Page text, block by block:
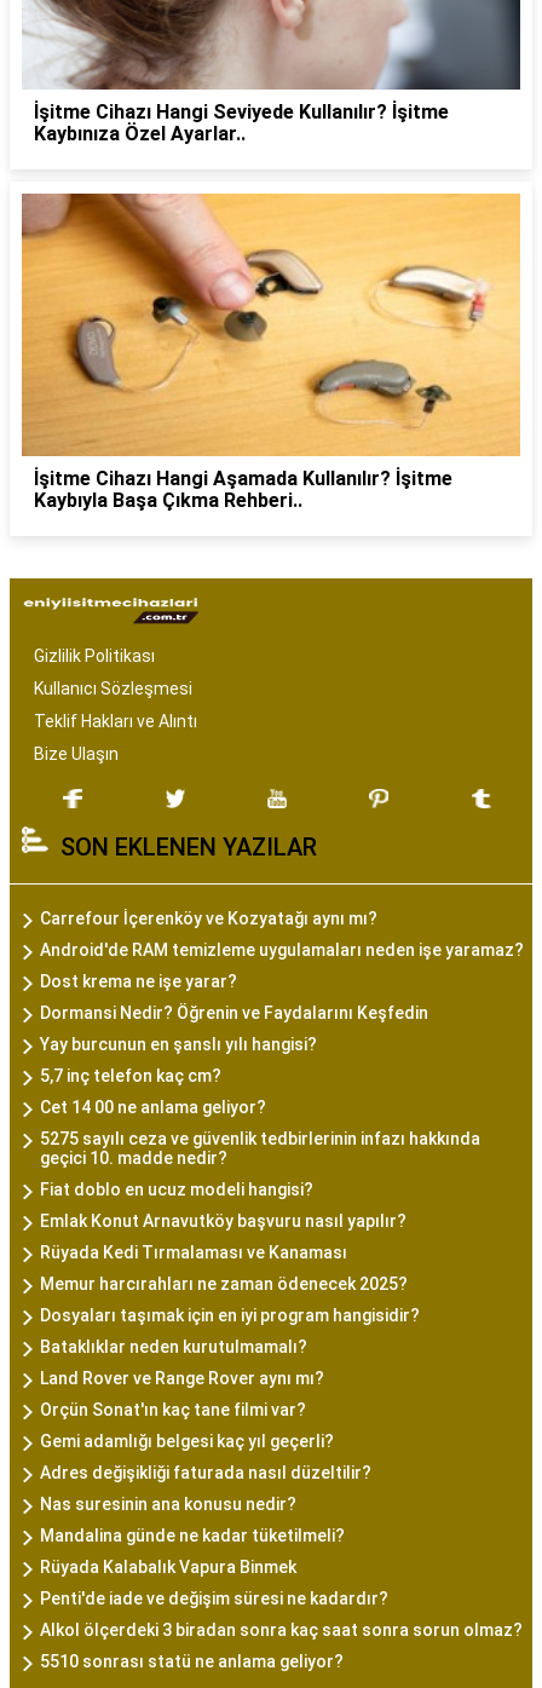
İşitme Cihazı Hangi Seviyede Kullanılır? İşitme
Kaybınıza Özel Ayarlar..
İşitme Cihazı Hangi Aşamada Kullanılır? İşitme
Kaybıyla Başa Çıkma Rehberi..
Gizlilik Politikası
Kullanıcı Sözleşmesi
Teklif Hakları ve Alıntı
Bize Ulaşın
SON EKLENEN YAZILAR
Carrefour İçerenköy ve Kozyatağı aynı mı?
Android'de RAM temizleme uygulamaları neden işe yaramaz?
Dost krema ne işe yarar?
Dormansi Nedir? Öğrenin ve Faydalarını Keşfedin
Yay burcunun en şanslı yılı hangisi?
5,7 inç telefon kaç cm?
Cet 14 00 ne anlama geliyor?
5275 sayılı ceza ve güvenlik tedbirlerinin infazı hakkında
geçici 10. madde nedir?
Fiat doblo en ucuz modeli hangisi?
Emlak Konut Arnavutköy başvuru nasıl yapılır?
Rüyada Kedi Tırmalaması ve Kanaması
Memur harcırahları ne zaman ödenecek 2025?
Dosyaları taşımak için en iyi program hangisidir?
Bataklıklar neden kurutulmamalı?
Land Rover ve Range Rover aynı mı?
Orçün Sonat'ın kaç tane filmi var?
Gemi adamlığı belgesi kaç yıl geçerli?
Adres değişikliği faturada nasıl düzeltilir?
Nas suresinin ana konusu nedir?
Mandalina günde ne kadar tüketilmeli?
Rüyada Kalabalık Vapura Binmek
Penti'de iade ve değişim süresi ne kadardır?
Alkol ölçerdeki 3 biradan sonra kaç saat sonra sorun olmaz?
5510 sonrası statü ne anlama geliyor?